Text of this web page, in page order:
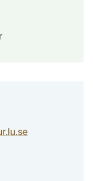
.se